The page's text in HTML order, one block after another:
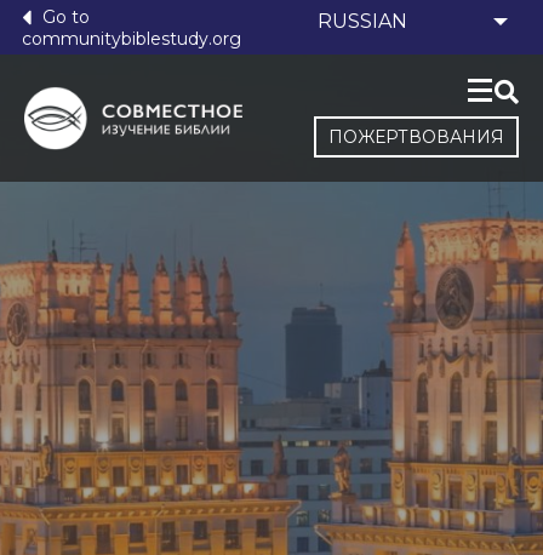
Go to
communitybiblestudy.org
ПОЖЕРТВОВАНИЯ